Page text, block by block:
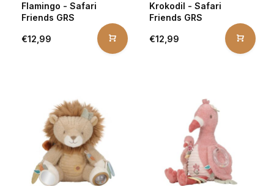
Flamingo - Safari
Friends GRS
€12,99
Krokodil - Safari
Friends GRS
€12,99